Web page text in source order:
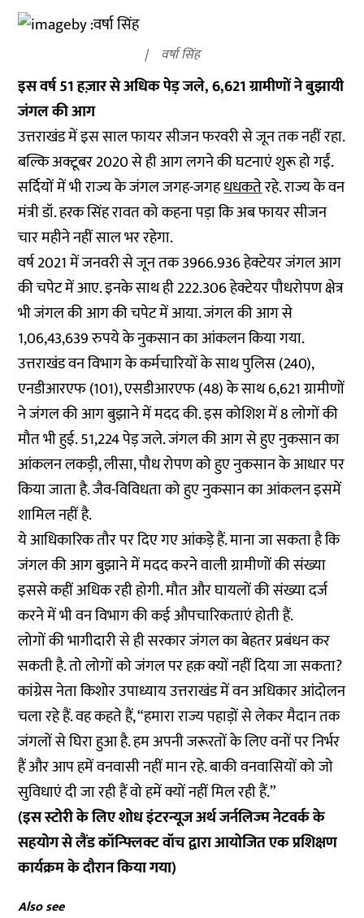
वर्षा सिंह
इस वर्ष 51 हज़ार से अधिक पेड़ जले, 6,621 ग्रामीणों ने बुझायी
जंगल की आग
उत्तराखंड में इस साल फायर सीजन फरवरी से जून तक नहीं रहा.
बल्कि अक्टूबर 2020 से ही आग लगने की घटनाएं शुरू हो गईं.
सर्दियों में भी राज्य के जंगल जगह-जगहधधकतेरहे. राज्य के वन
मंत्री डॉ. हरक सिंह रावत को कहना पड़ा कि अब फायर सीजन
चार महीने नहीं साल भर रहेगा.
वर्ष 2021 में जनवरी से जून तक 3966.936 हेक्टेयर जंगल आग
की चपेट में आए. इनके साथ ही 222.306 हेक्टेयर पौधरोपण क्षेत्र
भी जंगल की आग की चपेट में आया. जंगल की आग से
1,06,43,639 रुपये के नुकसान का आंकलन किया गया.
उत्तराखंड वन विभाग के कर्मचारियों के साथ पुलिस (240),
एनडीआरएफ (101), एसडीआरएफ (48) के साथ 6,621 ग्रामीणों
ने जंगल की आग बुझाने में मदद की. इस कोशिश में 8 लोगों की
मौत भी हुई. 51,224 पेड़ जले. जंगल की आग से हुए नुकसान का
आंकलन लकड़ी, लीसा, पौध रोपण को हुए नुकसान के आधार पर
किया जाता है. जैव-विविधता को हुए नुकसान का आंकलन इसमें
शामिल नहीं है.
ये आधिकारिक तौर पर दिए गए आंकड़े हैं. माना जा सकता है कि
जंगल की आग बुझाने में मदद करने वाली ग्रामीणों की संख्या
इससे कहीं अधिक रही होगी. मौत और घायलों की संख्या दर्ज
करने में भी वन विभाग की कई औपचारिकताएं होती हैं.
लोगों की भागीदारी से ही सरकार जंगल का बेहतर प्रबंधन कर
सकती है. तो लोगों को जंगल पर हक़ क्यों नहीं दिया जा सकता?
कांग्रेस नेता किशोर उपाध्याय उत्तराखंड में वन अधिकार आंदोलन
चला रहे हैं. वह कहते हैं, “हमारा राज्य पहाड़ों से लेकर मैदान तक
जंगलों से घिरा हुआ है. हम अपनी जरूरतों के लिए वनों पर निर्भर
हैं और आप हमें वनवासी नहीं मान रहे. बाकी वनवासियों को जो
सुविधाएं दी जा रही हैं वो हमें क्यों नहीं मिल रही हैं.”
(इस स्टोरी के लिए शोध इंटरन्यूज अर्थ जर्नलिज्म नेटवर्क के
सहयोग से लैंड कॉन्फ्लिक्ट वॉच द्वारा आयोजित एक प्रशिक्षण
कार्यक्रम के दौरान किया गया)
Also see